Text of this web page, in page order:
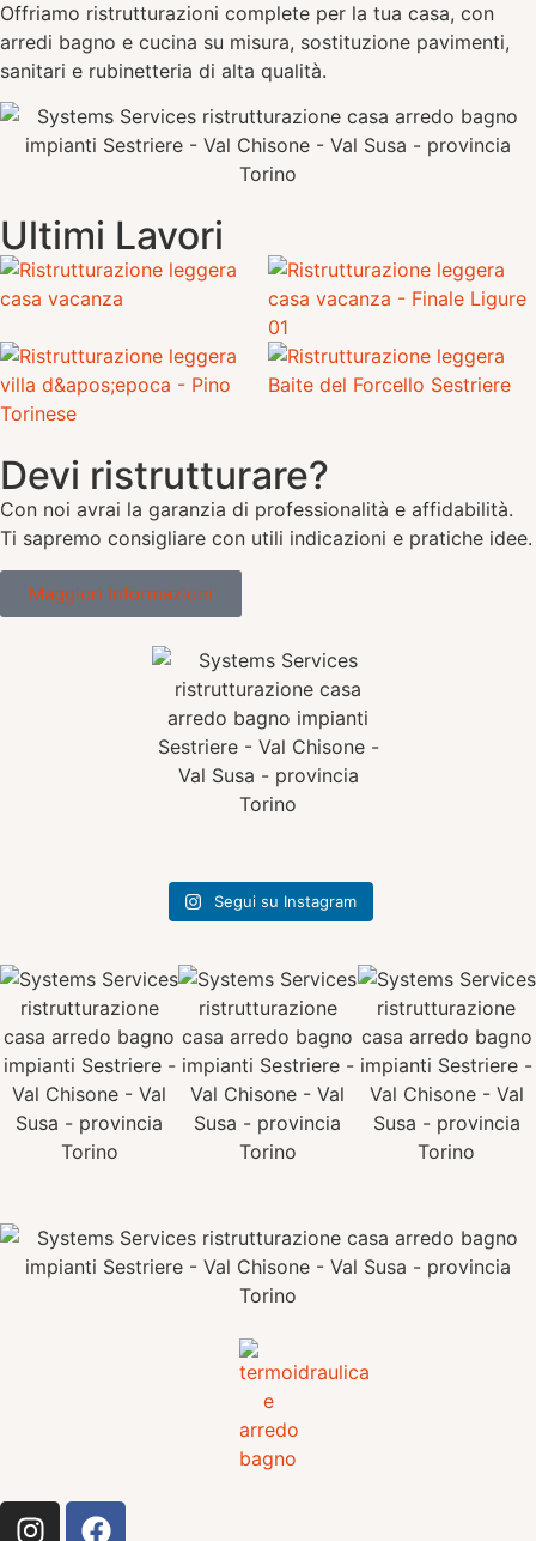
Offriamo ristrutturazioni complete per la tua casa, con
arredi bagno e cucina su misura, sostituzione pavimenti,
sanitari e rubinetteria di alta qualità.
Ultimi Lavori
Devi ristrutturare?
Con noi avrai la garanzia di professionalità e affidabilità.
Ti sapremo consigliare con utili indicazioni e pratiche idee.
Maggiori Informazioni
Segui su Instagram